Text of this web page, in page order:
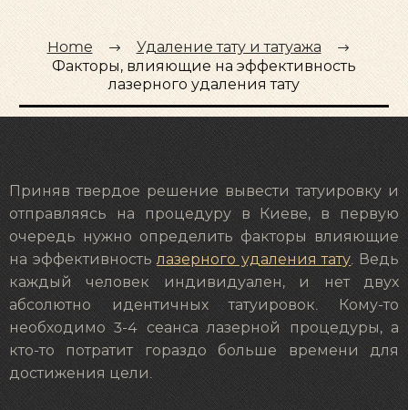
Home
Удаление тату и татуажа
Факторы, влияющие на эффективность
лазерного удаления тату
Приняв твердое решение вывести татуировку и
отправляясь на процедуру в Киеве, в первую
очередь нужно определить факторы влияющие
на эффективностьлазерного удаления тату. Ведь
каждый человек индивидуален, и нет двух
абсолютно идентичных татуировок. Кому-то
необходимо 3-4 сеанса лазерной процедуры, а
кто-то потратит гораздо больше времени для
достижения цели.